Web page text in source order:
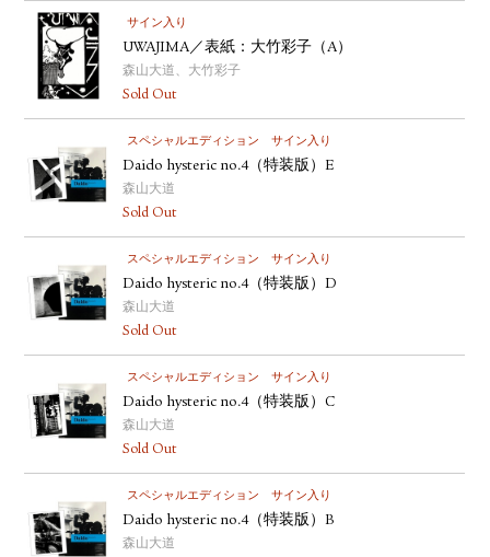
サイン入り
UWAJIMA／表紙：大竹彩子（A）
森山大道、大竹彩子
Sold Out
スペシャルエディション サイン入り
Daido hysteric no.4（特装版）E
森山大道
Sold Out
スペシャルエディション サイン入り
Daido hysteric no.4（特装版）D
森山大道
Sold Out
スペシャルエディション サイン入り
Daido hysteric no.4（特装版）C
森山大道
Sold Out
スペシャルエディション サイン入り
Daido hysteric no.4（特装版）B
森山大道